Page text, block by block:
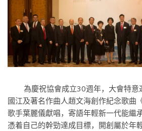
為慶祝協會成立30週年，大會特意
國江及著名作曲人趙文海創作紀念歌曲
歌手葉麗儀獻唱，寄語年輕新一代能繼
憑着自己的幹勁達成目標，開創屬於年